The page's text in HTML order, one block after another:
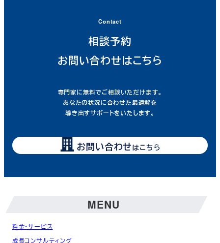
Contact
相談予約
お問い合わせはこちら
専門家に無料でご相談いただけます。
あなたの状況に合わせた最適解を
導き出すサポートをいたします。
お問い合わせはこちら
MENU
料金・サービス
成長コンサルティング